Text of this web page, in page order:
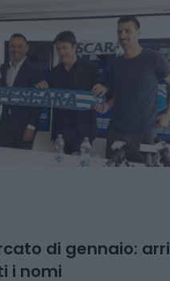
di gennaio:
i nomi